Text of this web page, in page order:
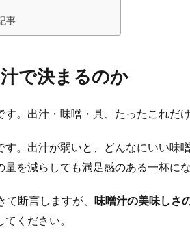
事
で決まるのか
。出汁・味噌・具、たったこれだ
。出汁が弱いと、どんなにいい味
を減らしても満足感のある一杯にな
断言しますが、 味噌汁の美味しさ
ください。